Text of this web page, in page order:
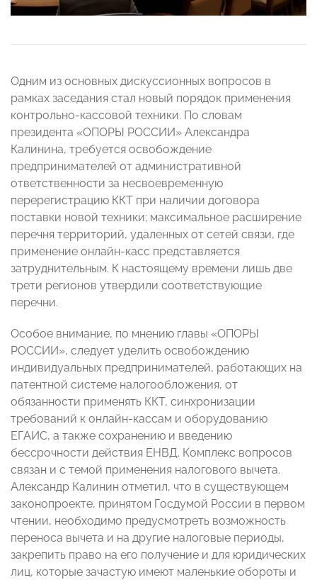
Одним из основных дискуссионных вопросов в
рамках заседания стал новый порядок применения
контрольно-кассовой техники. По словам
президента «ОПОРЫ РОССИИ» Александра
Калинина, требуется освобождение
предпринимателей от административной
ответственности за несвоевременную
перерегистрацию ККТ при наличии договора
поставки новой техники; максимальное расширение
перечня территорий, удаленных от сетей связи, где
применение онлайн-касс представляется
затруднительным. К настоящему времени лишь две
трети регионов утвердили соответствующие
перечни.
Особое внимание, по мнению главы «ОПОРЫ
РОССИИ», следует уделить освобождению
индивидуальных предпринимателей, работающих на
патентной системе налогообложения, от
обязанности применять ККТ, синхронизации
требований к онлайн-кассам и оборудованию
ЕГАИС, а также сохранению и введению
бессрочности действия ЕНВД. Комплекс вопросов
связан и с темой применения налогового вычета.
Александр Калинин отметил, что в существующем
законопроекте, принятом Госдумой России в первом
чтении, необходимо предусмотреть возможность
переноса вычета и на другие налоговые периоды,
закрепить право на его получение и для юридических
лиц, которые зачастую имеют маленькие обороты и